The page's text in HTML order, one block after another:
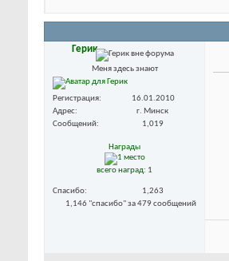
Герик
Меня здесь знают
Регистрация
16.01.2010
Адрес
г. Минск
Сообщений
1,019
Награды
всего наград: 1
Спасибо
1,263
1,146 "спасибо" за 479 сообщений